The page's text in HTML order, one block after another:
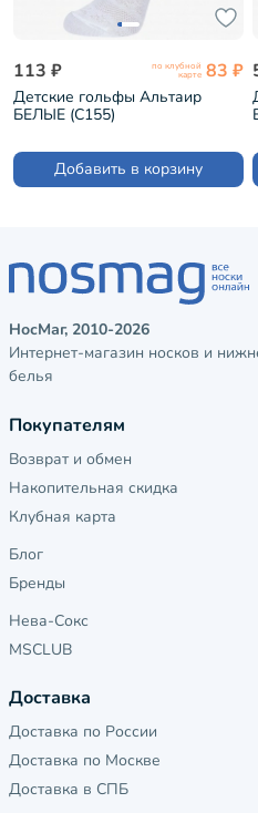
113 ₽ по клубной
карте 83 ₽
Детские гольфы Альтаир
БЕЛЫЕ (С155)
Добавить в корзину
НосМаг, 2010-2026
Интернет-магазин носков и
белья
Покупателям
Возврат и обмен
Накопительная скидка
Клубная карта
Блог
Бренды
Нева-Сокс
MSCLUB
Доставка
Доставка по России
Доставка по Москве
Доставка в СПБ